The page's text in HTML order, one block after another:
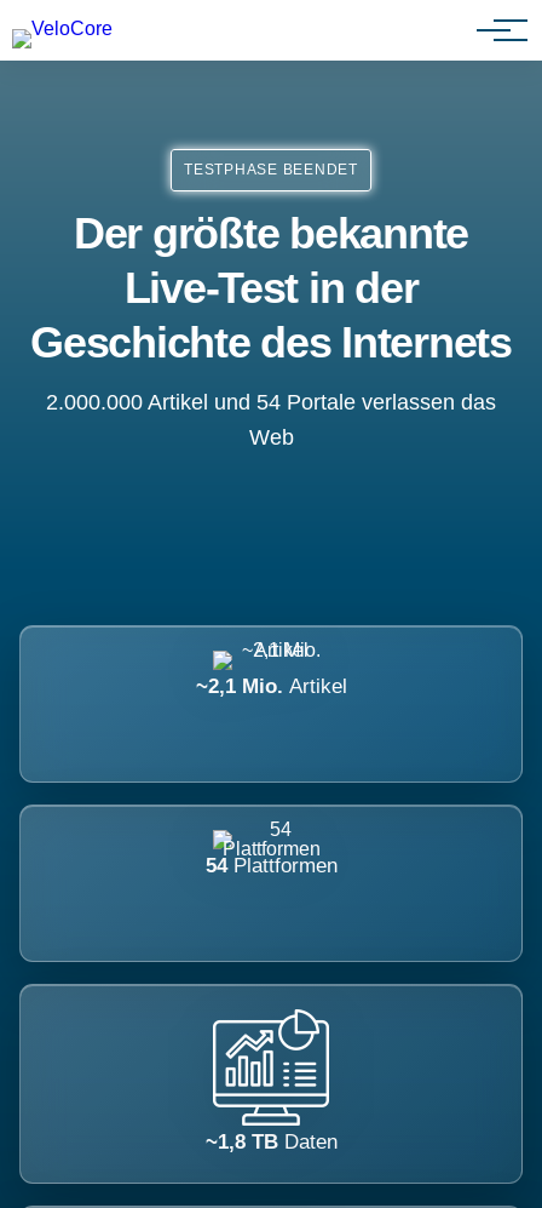
Partnerprogramm
TESTPHASE BEENDET
Der größte bekannte
Live-Test in der
Geschichte des Internets
2.000.000 Artikel und 54 Portale verlassen das
Web
~2,1 Mio. Artikel
54 Plattformen
~1,8 TB Daten